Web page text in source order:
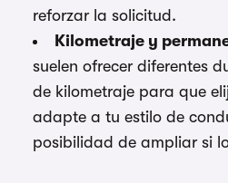
reforzar la solicitud.
Kilometraje y
suelen ofrecer diferentes
de kilometraje para que
adapte a tu estilo de
posibilidad de ampliar si